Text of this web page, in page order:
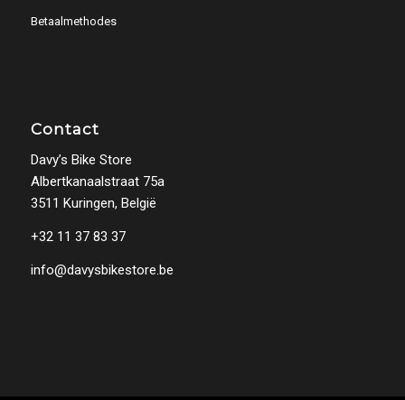
Betaalmethodes
Contact
Davy’s Bike Store
Albertkanaalstraat 75a
3511 Kuringen, België
+32 11 37 83 37
info@davysbikestore.be